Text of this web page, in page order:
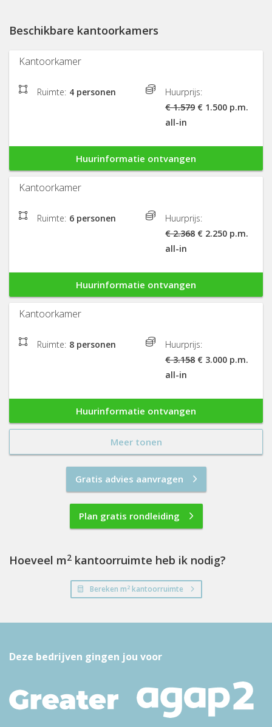
Beschikbare kantoorkamers
Kantoorkamer
Ruimte: 4 personen
Huurprijs:
€ 1.579 € 1.500 p.m.
all-in
Huurinformatie ontvangen
Kantoorkamer
Ruimte: 6 personen
Huurprijs:
€ 2.368 € 2.250 p.m.
all-in
Huurinformatie ontvangen
Kantoorkamer
Ruimte: 8 personen
Huurprijs:
€ 3.158 € 3.000 p.m.
all-in
Huurinformatie ontvangen
Meer tonen
Gratis advies aanvragen
Plan gratis rondleiding
Hoeveel m2 kantoorruimte heb ik nodig?
Bereken m2kantoorruimte
Deze bedrijven gingen jou voor